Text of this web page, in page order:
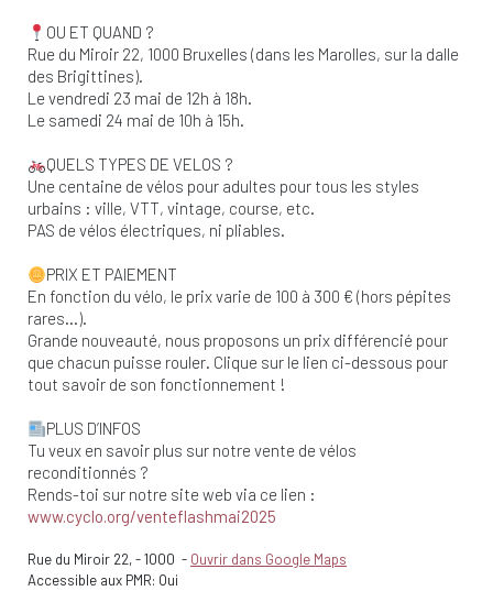
OU ET QUAND ?
Rue du Miroir 22, 1000 Bruxelles (dans les Marolles, sur la dalle
des Brigittines).
Le vendredi 23 mai de 12h à 18h.
Le samedi 24 mai de 10h à 15h.
QUELS TYPES DE VELOS ?
Une centaine de vélos pour adultes pour tous les styles
urbains : ville, VTT, vintage, course, etc.
PAS de vélos électriques, ni pliables.
PRIX ET PAIEMENT
En fonction du vélo, le prix varie de 100 à 300 € (hors pépites
rares…).
Grande nouveauté, nous proposons un prix différencié pour
que chacun puisse rouler. Clique sur le lien ci-dessous pour
tout savoir de son fonctionnement !
PLUS D’INFOS
Tu veux en savoir plus sur notre vente de vélos
reconditionnés ?
Rends-toi sur notre site web via ce lien :
www.cyclo.org/venteflashmai2025
Rue du Miroir 22,-1000 - Ouvrir dans Google Maps
Accessible aux PMR: Oui